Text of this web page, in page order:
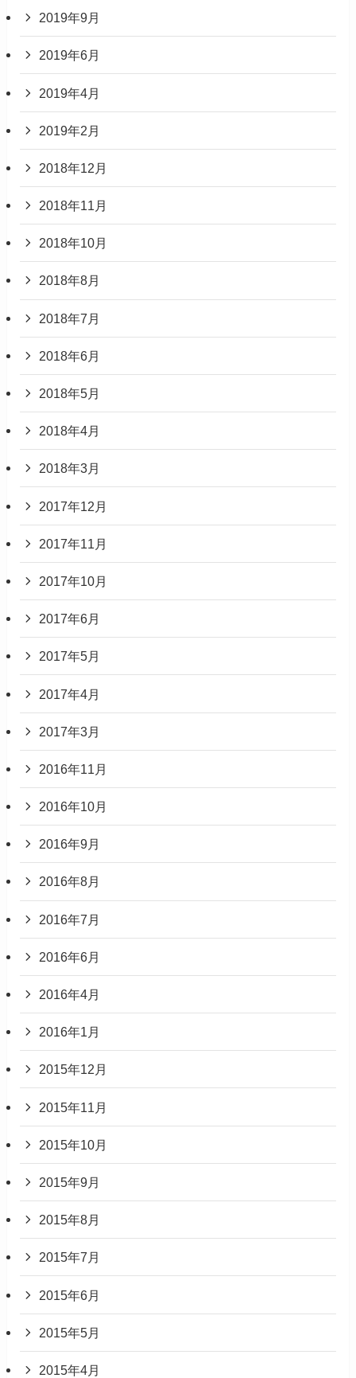
2019年9月
2019年6月
2019年4月
2019年2月
2018年12月
2018年11月
2018年10月
2018年8月
2018年7月
2018年6月
2018年5月
2018年4月
2018年3月
2017年12月
2017年11月
2017年10月
2017年6月
2017年5月
2017年4月
2017年3月
2016年11月
2016年10月
2016年9月
2016年8月
2016年7月
2016年6月
2016年4月
2016年1月
2015年12月
2015年11月
2015年10月
2015年9月
2015年8月
2015年7月
2015年6月
2015年5月
2015年4月